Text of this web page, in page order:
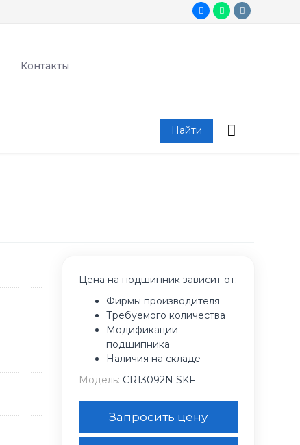
Контакты
Найти
Цена на подшипник зависит от:
Фирмы производителя
Требуемого количества
Модификации
подшипника
Наличия на складе
Модель: CR13092N SKF
Запросить цену